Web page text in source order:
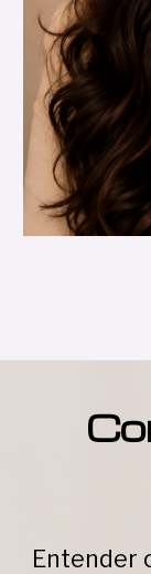
Entender